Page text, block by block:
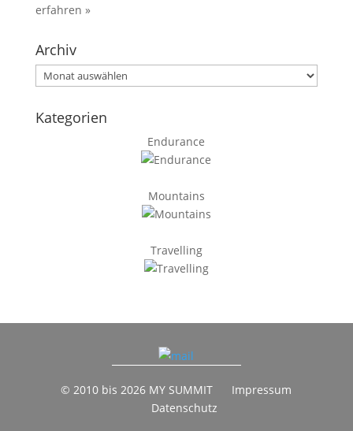
erfahren »
Archiv
Archiv
Kategorien
Endurance
Mountains
Travelling
© 2010 bis 2026 MY SUMMIT
Impressum
Datenschutz